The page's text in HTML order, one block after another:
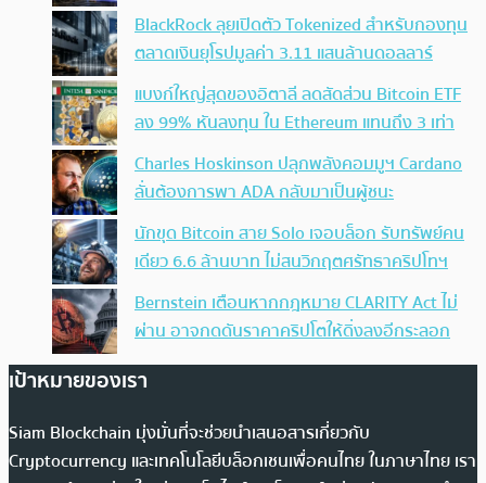
BlackRock ลุยเปิดตัว Tokenized สำหรับกองทุน
ตลาดเงินยุโรปมูลค่า 3.11 แสนล้านดอลลาร์
แบงก์ใหญ่สุดของอิตาลี ลดสัดส่วน Bitcoin ETF
ลง 99% หันลงทุน ใน Ethereum แทนถึง 3 เท่า
Charles Hoskinson ปลุกพลังคอมมูฯ Cardano
ลั่นต้องการพา ADA กลับมาเป็นผู้ชนะ
นักขุด Bitcoin สาย Solo เจอบล็อก รับทรัพย์คน
เดียว 6.6 ล้านบาท ไม่สนวิกฤตศรัทธาคริปโทฯ
Bernstein เตือนหากกฎหมาย CLARITY Act ไม่
ผ่าน อาจกดดันราคาคริปโตให้ดิ่งลงอีกระลอก
เป้าหมายของเรา
Siam Blockchain มุ่งมั่นที่จะช่วยนำเสนอสารเกี่ยวกับ
Cryptocurrency และเทคโนโลยีบล็อกเชนเพื่อคนไทย ในภาษาไทย เรา